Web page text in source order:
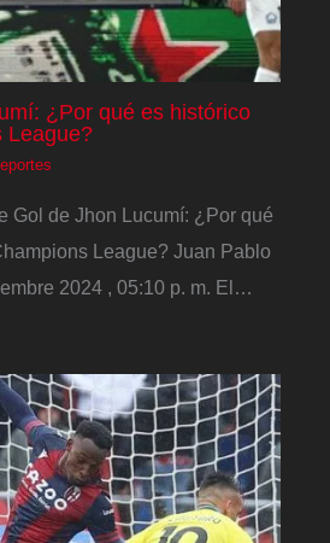
¿Por qué es histórico
League?
Gol de Jhon Lucumí: ¿Por qué
League? Juan Pablo
2024 , 05:10 p. m. El…